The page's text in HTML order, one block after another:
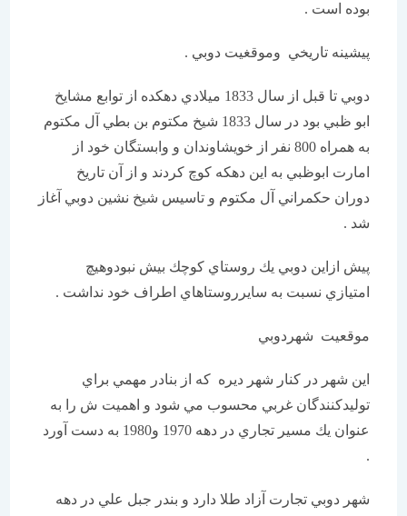
بوده است .
پيشينه تاريخي وموقغيت دوبي .
دوبي تا قبل از سال 1833 ميلادي دهكده از توابع مشايخ
ابو ظبي بود در سال 1833 شيخ مكتوم بن بطي آل مكتوم
به همراه 800 نفر از خويشاوندان و وابستگان خود از
امارت ابوظبي به اين دهكه كوچ كردند و از آن تاريخ
دوران حكمراني آل مكتوم و تاسيس شيخ نشين دوبي آغاز
پيش ازاين دوبي يك روستاي كوچك بيش نبودوهيچ
امتيازي نسبت به سايرروستاهاي اطراف خود نداشت .
موقعيت شهردوبي
اين شهر در كنار شهر ديره كه از بنادر مهمي براي
توليدكنندگان غربي محسوب مي شود و اهميت ش را به
عنوان يك مسير تجاري در دهه 1970 و1980 به دست آورد
شهر دوبي تجارت آزاد طلا دارد و بندر جبل علي در دهه